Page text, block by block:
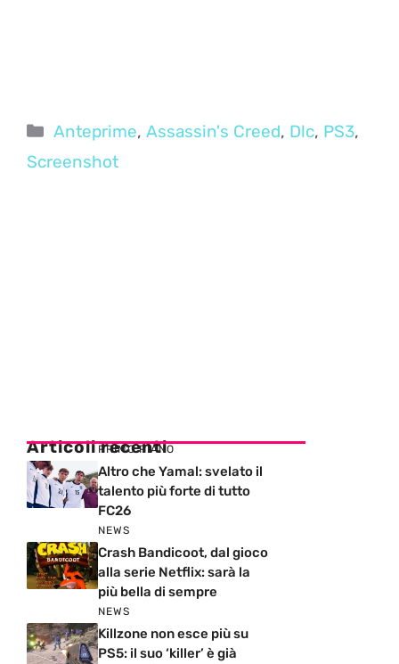
Categorie
Anteprime,Assassin's Creed, Dlc, PS3,
Screenshot
Articoli recenti
PRIMO PIANO
Altro che Yamal: svelato il
talento più forte di tutto
FC26
NEWS
Crash Bandicoot, dal gioco
alla serie Netflix: sarà la
più bella di sempre
NEWS
Killzone non esce più su
PS5: il suo ‘killer’ è già